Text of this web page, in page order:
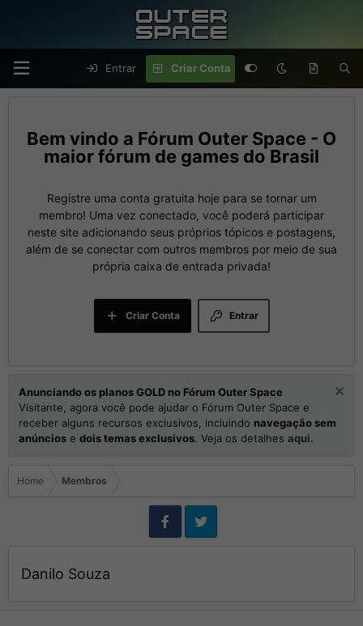
Entrar Criar Conta
Fórum Outer Space - O
maior fórum de games do Brasil
Registre uma conta gratuita hoje para se tornar um
membro! Uma vez conectado, você poderá participar
neste site adicionando seus próprios tópicos e postagens,
além de se conectar com outros membros por meio de sua
própria caixa de entrada privada!
Entrar
Criar Conta
Anunciando os planos GOLD no Fórum Outer Space
Visitante, agora você pode ajudar o Fórum Outer Space e
receber alguns recursos exclusivos, incluindo navegação sem
anúncios e dois temas exclusivos. Veja os detalhes aqui.
Home Membros
Danilo Souza